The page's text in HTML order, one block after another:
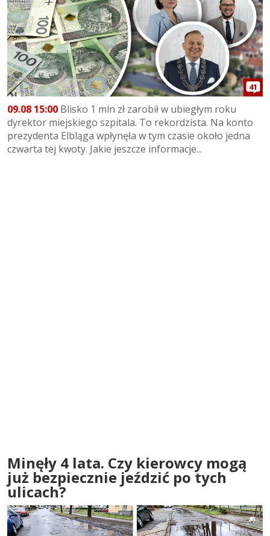
41
09.08 15:00 Blisko 1 mln zł zarobił w ubiegłym roku
dyrektor miejskiego szpitala. To rekordzista. Na konto
prezydenta Elbląga wpłynęła w tym czasie około jedna
czwarta tej kwoty. Jakie jeszcze informacje...
Minęły 4 lata. Czy kierowcy mogą
już bezpiecznie jeździć po tych
ulicach?